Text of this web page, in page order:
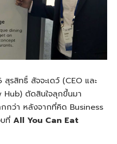
รสิทธิ์ สัจจะเดว์ (CEO และ
ตัดสินใจลุกขึ้นมา
กกว่า หลังจากที่คิด Business
ที่ All You Can Eat